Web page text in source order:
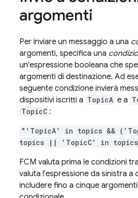
argomenti
Per inviare un messaggio a una
argomenti, specifica una
un'espressione booleana che
argomenti di destinazione. Ad
seguente condizione invierà
dispositivi iscritti a TopicA e a
TopicC :
"'TopicA' in topics &&
topics || 'TopicC' in
FCM valuta prima le condizioni
valuta l'espressione da sinistra a
includere fino a cinque